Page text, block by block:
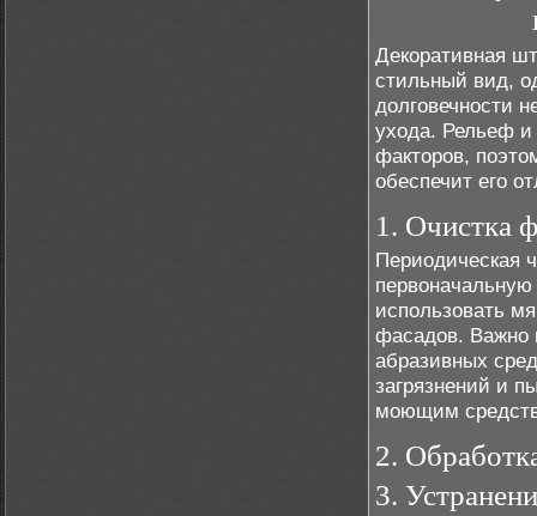
Декоративная
стильный вид,
долговечности
ухода. Рельеф и
факторов,
обеспечит его
1. Очистка
Периодическая
первоначальную
использовать
фасадов. Важно
абразивных
загрязнений и
моющим
2.
3.